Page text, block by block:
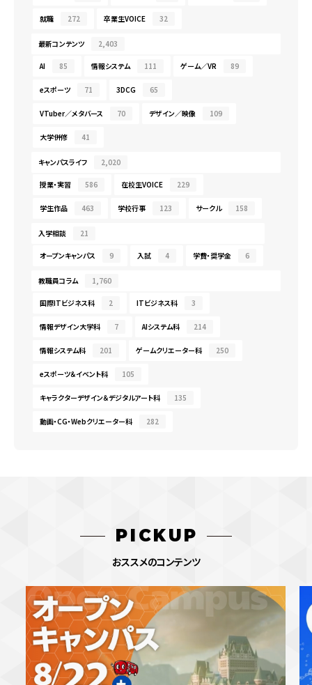
就職 272 卒業生VOICE 32
最新コンテンツ 2,403
AI 85 情報システム 111 ゲーム／VR 89
eスポーツ 71 3DCG 65
VTuber／メタバース 70 デザイン／映像 109
大学併修 41
キャンパスライフ 2,020
授業・実習 586 在校生VOICE 229
学生作品 463 学校行事 123 サークル 158
入学相談 21
オープンキャンパス 9 入試 4 学費・奨学金 6
教職員コラム 1,760
国際ITビジネス科 2 ITビジネス科 3
情報デザイン大学科 7 AIシステム科 214
情報システム科 201 ゲームクリエーター科 250
eスポーツ＆イベント科 105
キャラクターデザイン＆デジタルアート科 135
動画・CG・Webクリエーター科 282
PICKUP
おススメのコンテンツ